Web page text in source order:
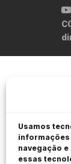
Usamos
informações
navegação
essas